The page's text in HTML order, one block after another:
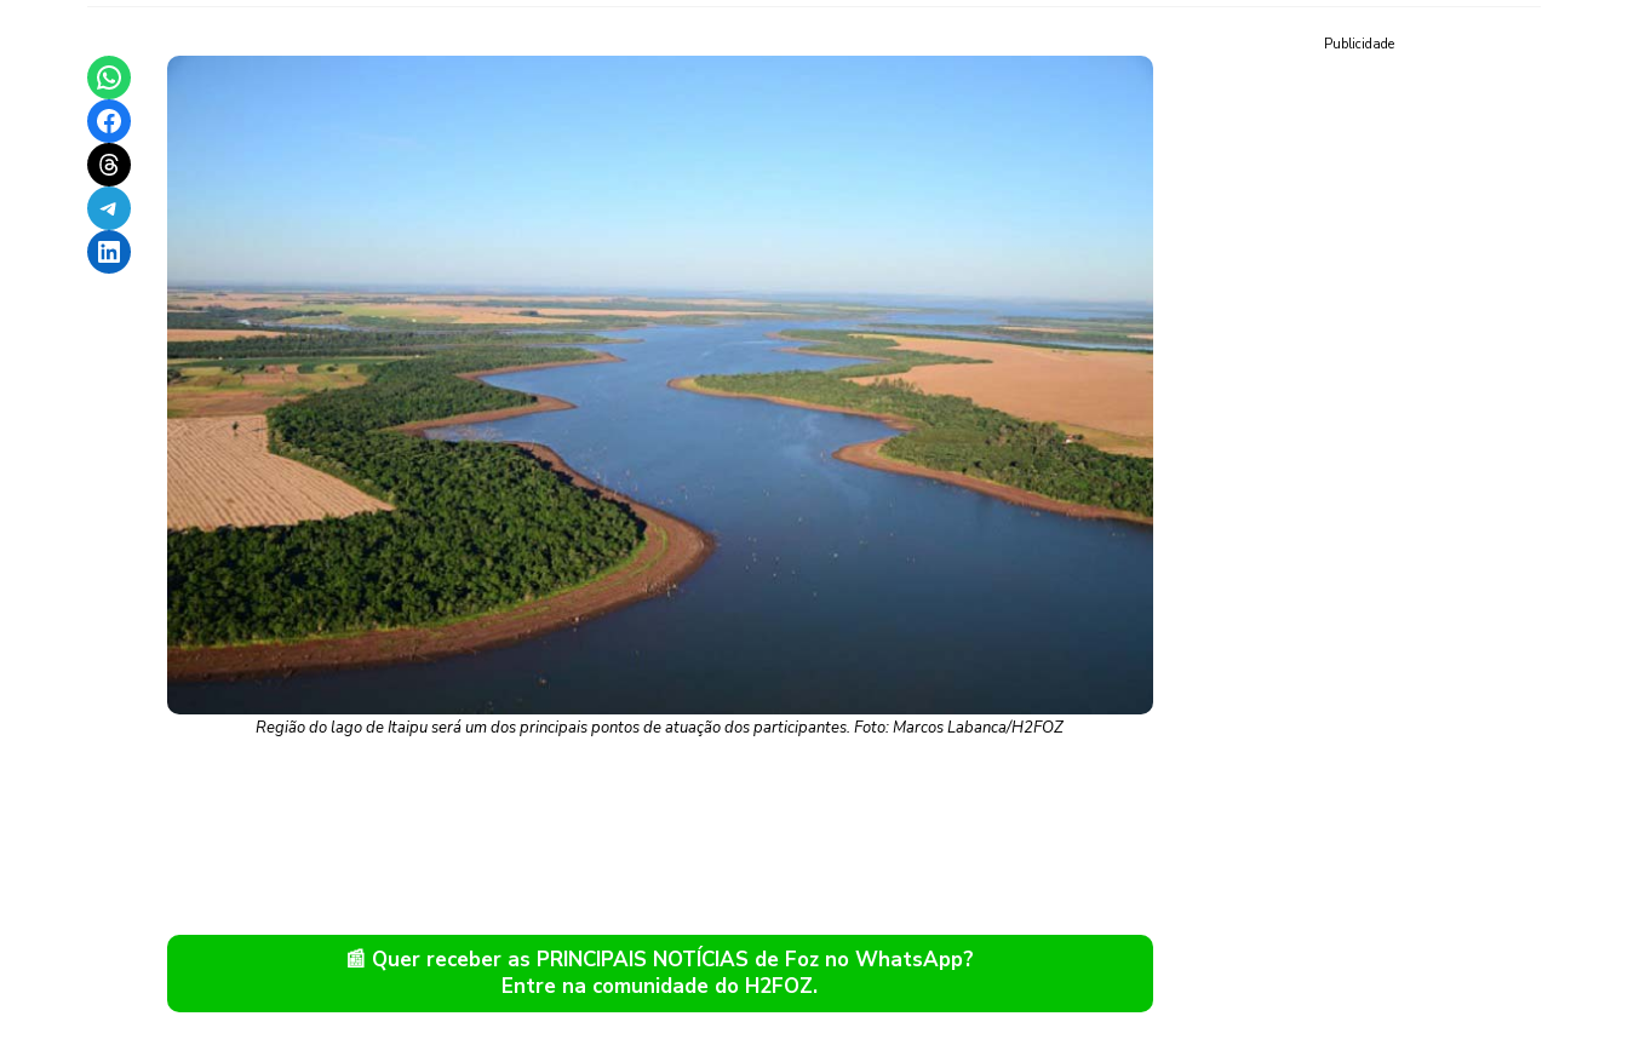
Share on WhatsApp
Share on Facebook
Share on Threads
Share on Telegram
Share on LinkedIn
Região do lago de Itaipu será um dos principais pontos de atuação dos participantes. Foto: Marcos Labanca/H2FOZ
📰 Quer receber as PRINCIPAIS NOTÍCIAS de Foz no WhatsApp?
Entre na comunidade do H2FOZ.
Publicidade